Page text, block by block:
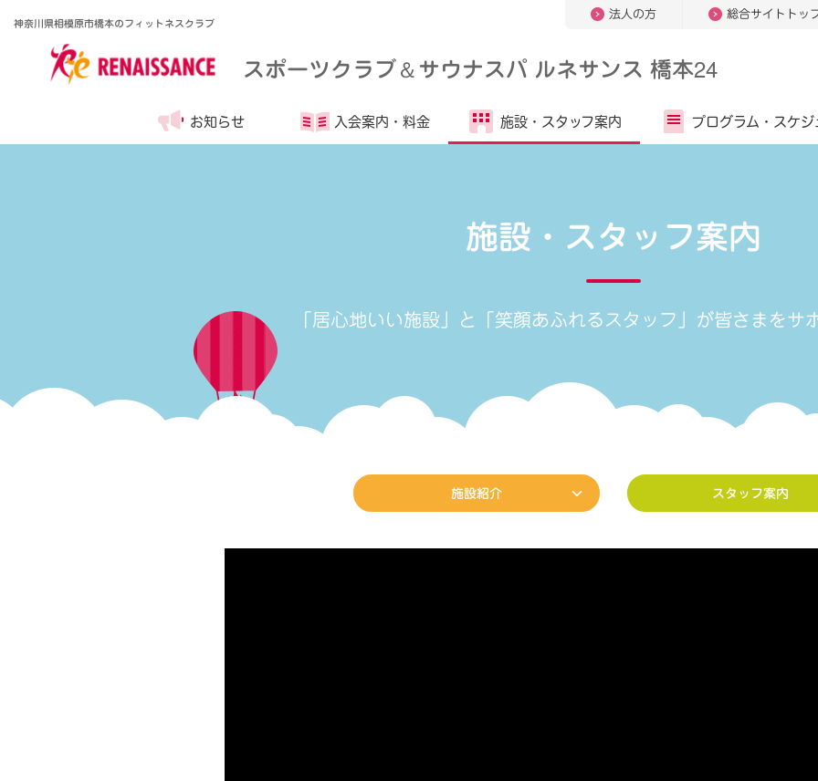
神奈川県相模原市橋本のフィットネスクラブ
法人の方 総合サイトトッ
スポーツクラブ＆サウナスパ ルネサンス 橋本24
お知らせ 入会案内・ 料金 施設・ スタッフ案内 プログラム・ スケジ
施設・スタッフ案内
「居心地いい施設」と「笑顔あふれるスタッフ」が皆さまをサ
施設紹介 スタッフ案内